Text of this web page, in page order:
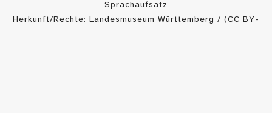
Sprachaufsatz
Herkunft/Rechte: Landesmuseum Württemberg / (CC BY-